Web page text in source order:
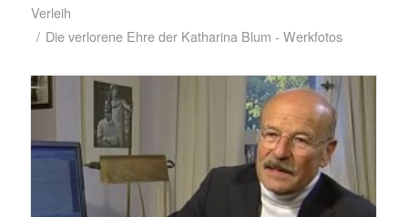
Verleih
/ Die verlorene Ehre der Katharina Blum - Werkfotos